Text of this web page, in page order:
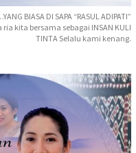
BIASA DI SAPA “RASUL ADIPATI”
kita bersama sebagai INSAN KULI
TINTA Selalu kami kenang.